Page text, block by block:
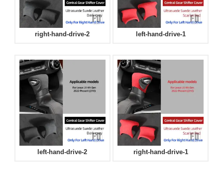
right-hand-drive-2 left-hand-drive-1
left-hand-drive-2 right-hand-drive-1